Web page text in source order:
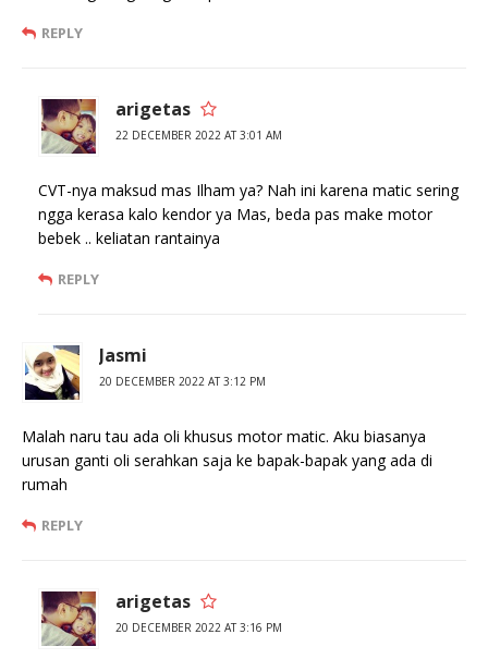
REPLY
arigetas
22 DECEMBER 2022 AT 3:01 AM
CVT-nya maksud mas Ilham ya? Nah ini karena matic sering
ngga kerasa kalo kendor ya Mas, beda pas make motor
bebek .. keliatan rantainya
REPLY
Jasmi
20 DECEMBER 2022 AT 3:12 PM
Malah naru tau ada oli khusus motor matic. Aku biasanya
urusan ganti oli serahkan saja ke bapak-bapak yang ada di
rumah
REPLY
arigetas
20 DECEMBER 2022 AT 3:16 PM